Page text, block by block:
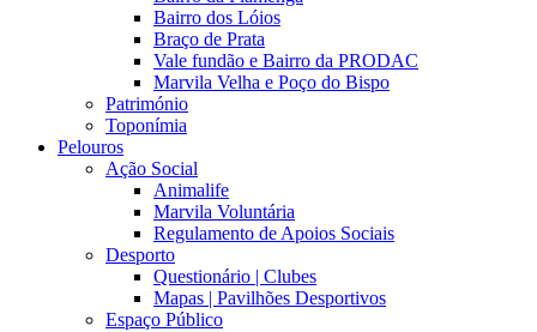
Bairro dos Lóios
Braço de Prata
Vale fundão e Bairro da PRODAC
Marvila Velha e Poço do Bispo
Património
Toponímia
Pelouros
Ação Social
Animalife
Marvila Voluntária
Regulamento de Apoios Sociais
Desporto
Questionário | Clubes
Mapas | Pavilhões Desportivos
Espaço Público